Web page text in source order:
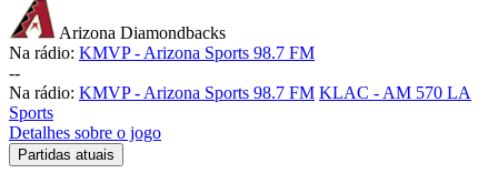
Arizona Diamondbacks
Na rádio: KMVP - Arizona Sports 98.7 FM
--
Na rádio: KMVP - Arizona Sports 98.7 FM KLAC - AM 570 LA
Sports
Detalhes sobre o jogo
Partidas atuais